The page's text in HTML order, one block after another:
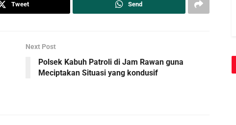
Tweet Send
Next Post
Polsek Kabuh Patroli di Jam Rawan guna
Meciptakan Situasi yang kondusif